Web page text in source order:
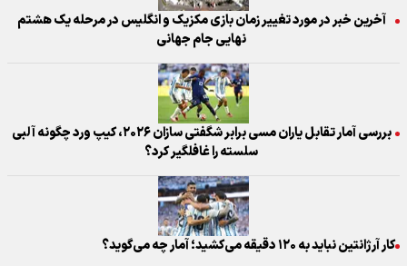
آخرین خبر در مورد تغییر زمان بازی مکزیک و انگلیس در مرحله یک هشتم
نهایی جام جهانی
بررسی آمار تقابل یاران مسی برابر شگفتی سازان ۲۰۲۶، کیپ ورد چگونه آلبی
سلسته را غافلگیر کرد؟
کار آرژانتین نباید به ۱۲۰ دقیقه می‌کشید؛ آمار چه می‌گوید؟